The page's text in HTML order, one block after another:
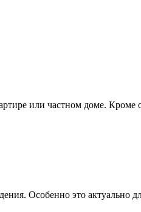
или частном доме.
Особенно это актуально